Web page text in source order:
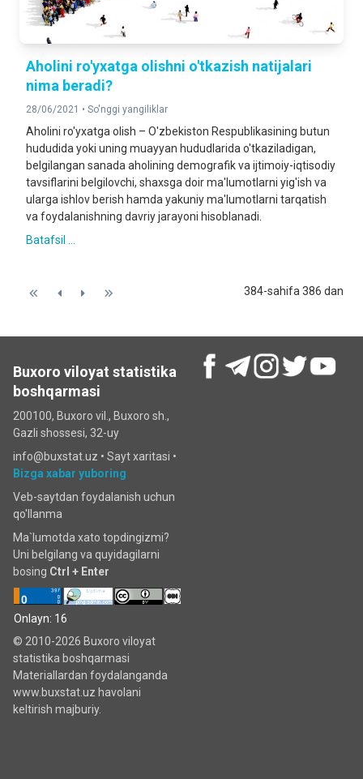
Aholini ro'yxatga olishni o'tkazish natijalari
nima beradi?
28/06/2021 • So'nggi yangiliklar
Aholini ro'yxatga olish – O'zbekiston Respublikasining butun
hududida yoki uning muayyan hududlarida o'tkaziladigan,
belgilangan sanada aholining demografik va ijtimoiy-iqtisodiy
tavsiflarini belgilovchi, shaxsga doir ma'lumotlarni yig'ish va
ularga ishlov berish hamda yakuniy ma'lumotlarni tarqatish
va foydalanishning davriy jarayoni hisoblanadi.
Batafsil ...
384-sahifa 386 dan
Buxoro viloyat statistika
boshqarmasi
200100, Buxoro vil., Buxoro sh.,
Gazli shossesi, 32-uy
info@buxstat.uz • Sayt xaritasi •
Bizga xabar yuboring
Veb-saytdan foydalanish uchun
qo'llanma
Ma`lumotda xato topdingizmi?
Uni belgilang va quyidagilarni
bosing Ctrl + Enter
Onlayn: 16
© 2010-2026 Buxoro viloyat
statistika boshqarmasi
Materiallardan foydalanganda
www.buxstat.uz havolani
keltirish majburiy.